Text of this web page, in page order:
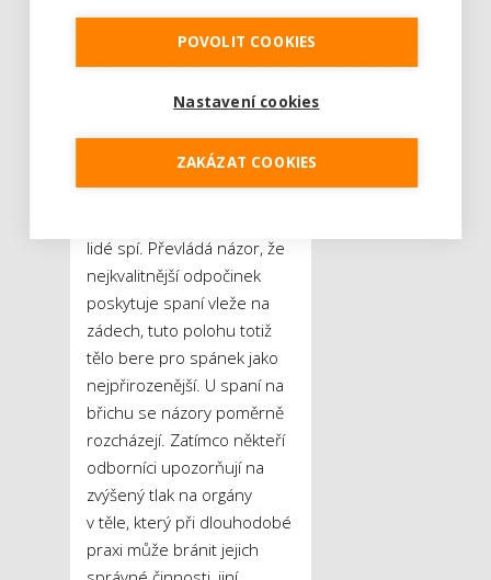
odizolují od okolních ruchů.
Hladinu hluku dovedou snížit
až o 16 dB,“říká Lubomír
Polohy spánku
Četné diskuze se vedou
lidé spí. Převládá názor, že
nejkvalitnější odpočinek
poskytuje spaní vleže na
zádech, tuto polohu totiž
tělo bere pro spánek jako
nejpřirozenější. U spaní na
břichu se názory poměrně
rozcházejí. Zatímco někteří
odborníci upozorňují na
zvýšený tlak na orgány
v těle, který při dlouhodobé
praxi může bránit jejich
POVOLIT COOKIES
Nastavení cookies
ZAKÁZAT COOKIES